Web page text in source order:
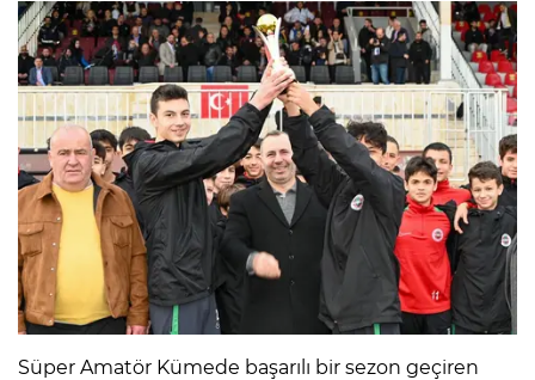
Süper Amatör Kümede başarılı bir sezon geçiren